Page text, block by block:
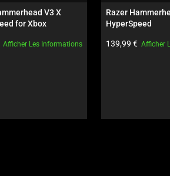
V3 X
for Xbox
Afficher Les Informations
Razer
HyperSpeed
Prix du produit:
139,99 € Afficher